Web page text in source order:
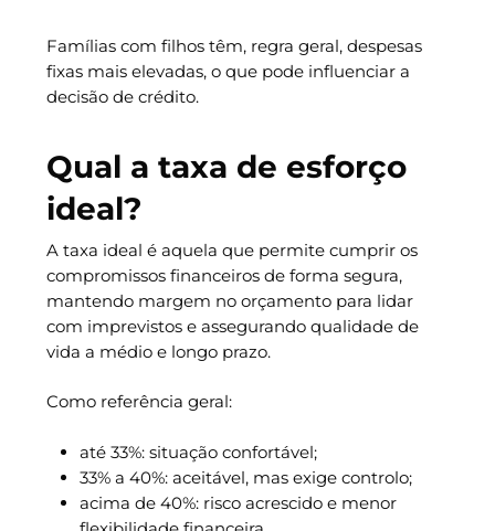
Famílias com filhos têm, regra geral, despesas
fixas mais elevadas, o que pode influenciar a
decisão de crédito.
Qual a taxa de esforço
ideal?
A taxa ideal é aquela que permite cumprir os
compromissos financeiros de forma segura,
mantendo margem no orçamento para lidar
com imprevistos e assegurando qualidade de
vida a médio e longo prazo.
Como referência geral:
até 33%: situação confortável;
33% a 40%: aceitável, mas exige controlo;
acima de 40%: risco acrescido e menor